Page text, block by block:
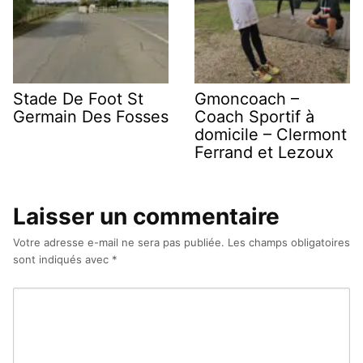
Stade De Foot St
Germain Des Fosses
Gmoncoach –
Coach Sportif à
domicile – Clermont
Ferrand et Lezoux
Laisser un commentaire
Votre adresse e-mail ne sera pas publiée. Les champs obligatoires
sont indiqués avec *